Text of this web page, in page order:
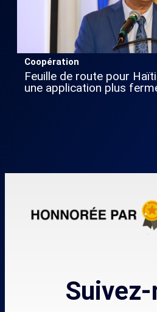
Coopération
Feuille de route pour Haïti
une application plus